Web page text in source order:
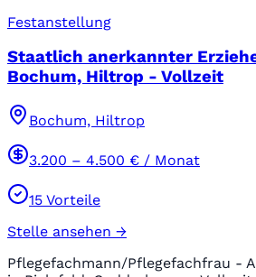
Festanstellung
Staatlich anerkannter
Bochum, Hiltrop - Vollzeit
Bochum, Hiltrop
3.200 – 4.500 € / Monat
15 Vorteile
Stelle ansehen →
Pflegefachmann/Pflegefachfrau -